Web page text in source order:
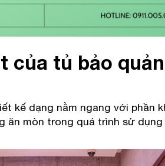
của tủ bảo
kế dạng nằm ngang với phần
ăn mòn trong quá trình sử